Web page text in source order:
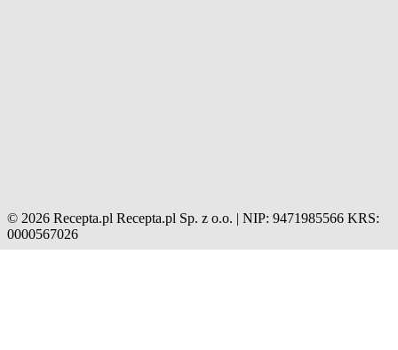
© 2026 Recepta.pl Recepta.pl Sp. z o.o. | NIP: 9471985566 KRS:
0000567026